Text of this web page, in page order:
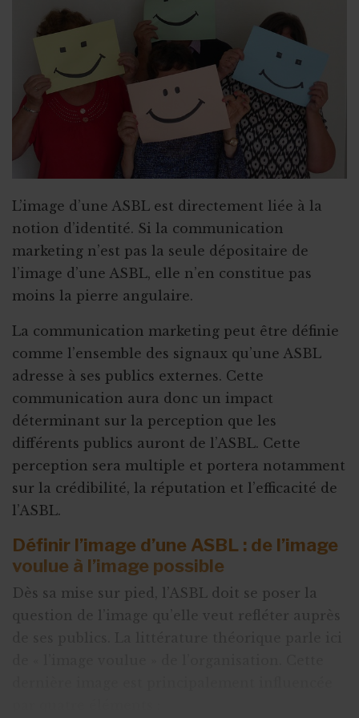
YouTube : référencement et visibilité
Le guide d’utilisation TikTok
Repas : autorisation de l’AFSCA
L’image d’une ASBL est directement liée à la
notion d’identité. Si la communication
marketing n’est pas la seule dépositaire de
l’image d’une ASBL, elle n’en constitue pas
moins la pierre angulaire.
La communication marketing peut être définie
comme l’ensemble des signaux qu’une ASBL
adresse à ses publics externes. Cette
communication aura donc un impact
déterminant sur la perception que les
différents publics auront de l’ASBL. Cette
perception sera multiple et portera notamment
sur la crédibilité, la réputation et l’efficacité de
l’ASBL.
Définir l’image d’une ASBL : de l’image
voulue à l’image possible
Dès sa mise sur pied, l’ASBL doit se poser la